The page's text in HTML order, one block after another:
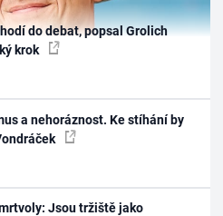
do debat, popsal Grolich
krok
a nehoráznost. Ke stíhání by
Jsou tržiště jako